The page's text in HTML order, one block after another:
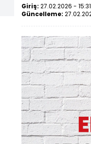
Giriş: 27.02.2026 - 15:31
Güncelleme: